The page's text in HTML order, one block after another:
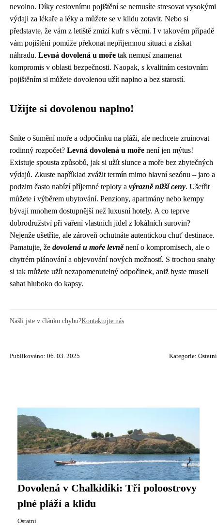
nevolno. Díky cestovnímu pojištění se nemusíte stresovat vysokými
výdaji za lékaře a léky a můžete se v klidu zotavit. Nebo si
představte, že vám z letiště zmizí kufr s věcmi. I v takovém případě
vám pojištění pomůže překonat nepříjemnou situaci a získat
náhradu. Levná dovolená u moře tak nemusí znamenat
kompromis v oblasti bezpečnosti. Naopak, s kvalitním cestovním
pojištěním si můžete dovolenou užít naplno a bez starostí.
Užijte si dovolenou naplno!
Sníte o šumění moře a odpočinku na pláži, ale nechcete zruinovat
rodinný rozpočet? Levná dovolená u moře není jen mýtus!
Existuje spousta způsobů, jak si užít slunce a moře bez zbytečných
výdajů. Zkuste například zvážit termín mimo hlavní sezónu – jaro a
podzim často nabízí příjemné teploty a výrazně nižší ceny. Ušetřit
můžete i výběrem ubytování. Penziony, apartmány nebo kempy
bývají mnohem dostupnější než luxusní hotely. A co teprve
dobrodružství při vaření vlastních jídel z lokálních surovin?
Nejenže ušetříte, ale zároveň ochutnáte autentickou chuť destinace.
Pamatujte, že dovolená u moře levněnení o kompromisech, ale o
chytrém plánování a objevování nových možností. S trochou snahy
si tak můžete užít nezapomenutelný odpočinek, aniž byste museli
sahat hluboko do kapsy.
Našli jste v článku chybu?Kontaktujte nás
Publikováno: 06. 03. 2025 Kategorie: Ostatní
Dovolená v Chalkidiki: Tři poloostrovy
plné pláží a klidu
Ostatní